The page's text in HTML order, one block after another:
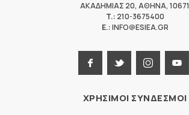
ΑΚΑΔΗΜΙΑΣ 20, ΑΘΗΝΑ, 10671
T.: 210-3675400
E.:INFO@ESIEA.GR
ΧΡΗΣΙΜΟΙ ΣΥΝΔΕΣΜΟΙ